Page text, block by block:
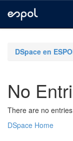
navigationDSpace en
No
There are no
DSpace Home